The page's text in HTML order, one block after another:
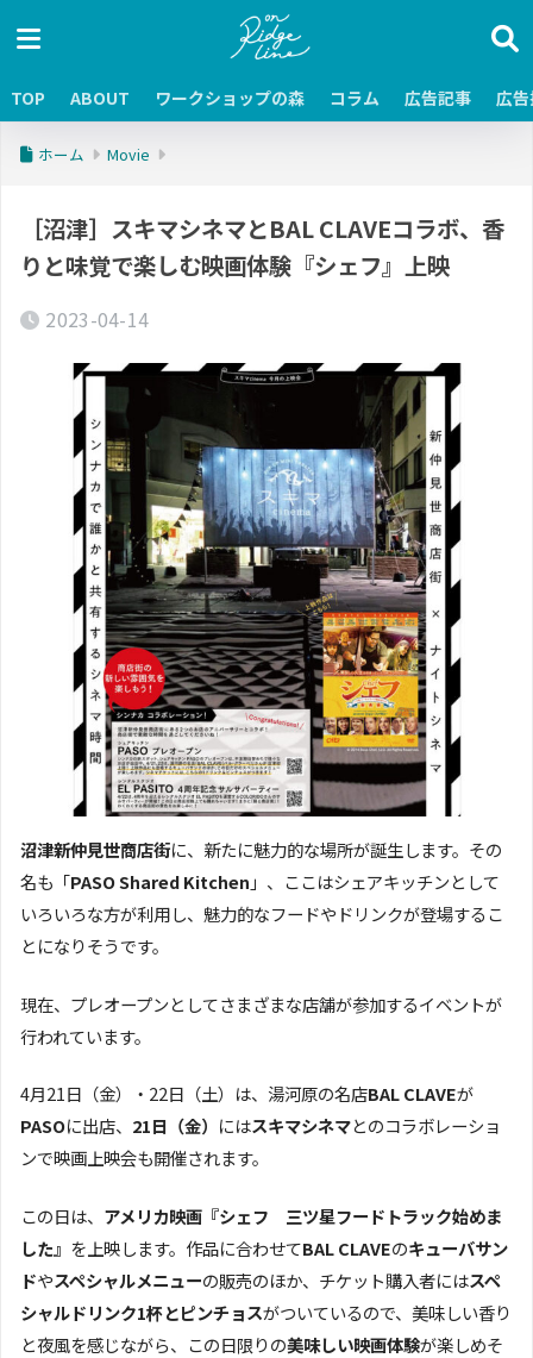
TOP ABOUT ワークショップの森 コラム 広告記事 広
ホーム Movie
［沼津］スキマシネマとBAL CLAVEコラボ、香
りと味覚で楽しむ映画体験『シェフ』上映
2023-04-14
沼津新仲見世商店街に、新たに魅力的な場所が誕生します。その
名も「PASO Shared Kitchen 」、ここはシェアキッチンとして
いろいろな方が利用し、魅力的なフードやドリンクが登場するこ
とになりそうです。
現在、プレオープンとしてさまざまな店舗が参加するイベントが
行われています。
4月21日（金）・22日（土）は、湯河原の名店BAL CLAVEが
PASOに出店、 21日（金） にはスキマシネマとのコラボレーショ
ンで映画上映会も開催されます。
この日は、 アメリカ映画『シェフ 三ツ星フードトラック始めま
した』 を上映します。作品に合わせてBAL CLAVEのキューバサン
ドやスペシャルメニューの販売のほか、チケット購入者にはスペ
シャルドリンク1杯とピンチョスがついているので、美味しい香り
と夜風を感じながら、この日限りの美味しい映画体験が楽しめそ